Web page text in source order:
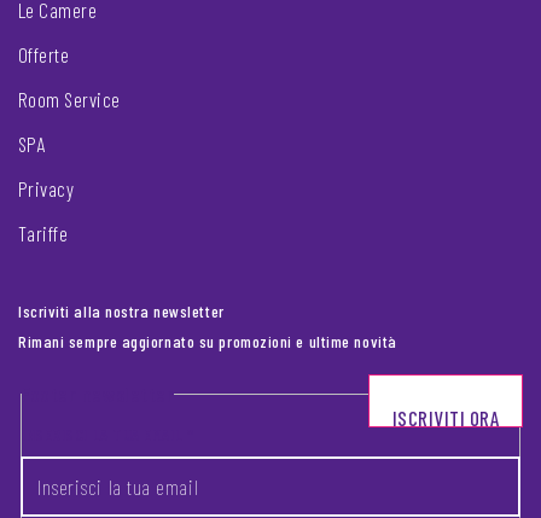
Le Camere
Offerte
Room Service
SPA
Privacy
Tariffe
Iscriviti alla nostra newsletter
Rimani sempre aggiornato su promozioni e ultime novità
Footer newsletter
ISCRIVITI ORA